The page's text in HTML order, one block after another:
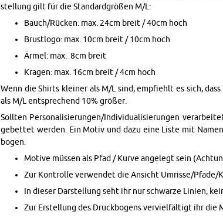
stel­lung gilt für die Stan­dard­grö­ßen M/L:
Bauch/Rü­cken: max. 24cm breit / 40cm hoch
Brust­lo­go: max. 10cm breit / 10cm hoch
Ärmel: max. 8cm breit
Kra­gen: max. 16cm breit / 4cm hoch
Wenn die Shirts klei­ner als M/L sind, emp­fiehlt es sich,
als M/L ent­spre­chend 10% grö­ßer.
Soll­ten Per­so­na­li­sie­run­gen/In­di­vi­dua­li­sie­run­gen
ge­bet­tet wer­den. Ein Motiv und dazu eine Liste mit
bo­gen.
Mo­ti­ve müs­sen als Pfad / Kurve an­ge­legt sein
Zur Kon­trol­le ver­wen­det die An­sicht Um­ris­se/Pfade/
In die­ser Dar­stel­lung seht ihr nur schwar­ze Li­ni­en,
Zur Er­stel­lung des Druck­bo­gens ver­viel­fäl­tigt ihr die